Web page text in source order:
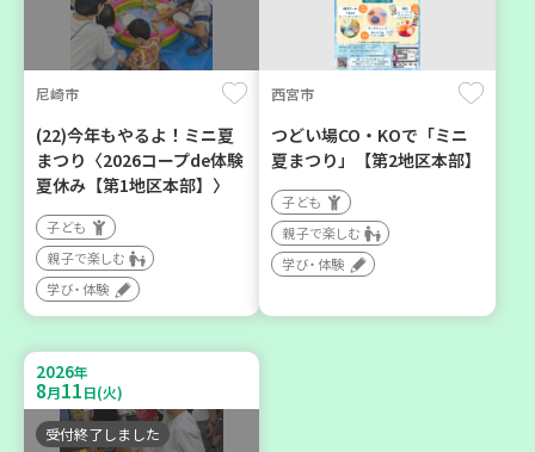
平和・防災
2026年
9 10
神戸市東灘区
地域で暮らしたい 「コープ
くらしの助け合いの会」(会
場：住吉)
ボランティア
2026年
4
尼崎市
(22)今年もやるよ！ミニ夏
まつり〈2026コープde体験
夏休み【第1地区本部】〉
子ども
親子で楽しむ
学び・体験
西宮市
つどい場CO・KOで「ミニ
夏まつり」【第2地区本部】
子ども
親子で楽しむ
学び・体験
2026年
8月11日(火)
受付終了しました